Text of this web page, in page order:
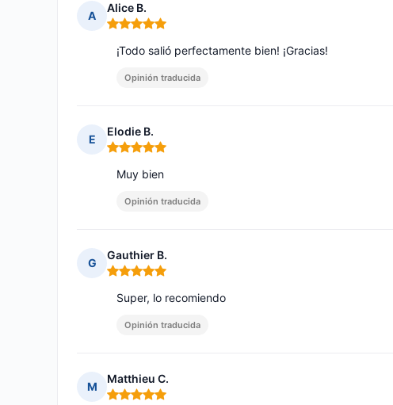
A
Alice B.
Nota: 5 de 5
¡Todo salió perfectamente bien! ¡Gracias!
Opinión traducida
E
Elodie B.
Nota: 5 de 5
Muy bien
Opinión traducida
G
Gauthier B.
Nota: 5 de 5
Super, lo recomiendo
Opinión traducida
M
Matthieu C.
Nota: 5 de 5